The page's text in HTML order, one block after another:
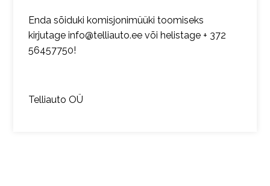
Enda sõiduki komisjonimüüki toomiseks
kirjutage info@telliauto.ee või helistage + 372
56457750!
Telliauto OÜ